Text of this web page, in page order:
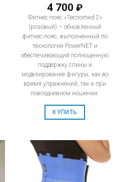
4 700 ₽
Фитнес-пояс «Tecnomed 2»
(розовый) – обновленный
фитнес-пояс, выполненный по
технологии PowerNET и
обеспечивающий полноценную
поддержку спины и
моделирование фигуры, как во
время упражнений, так и при
повседневном ношении.
КУПИТЬ